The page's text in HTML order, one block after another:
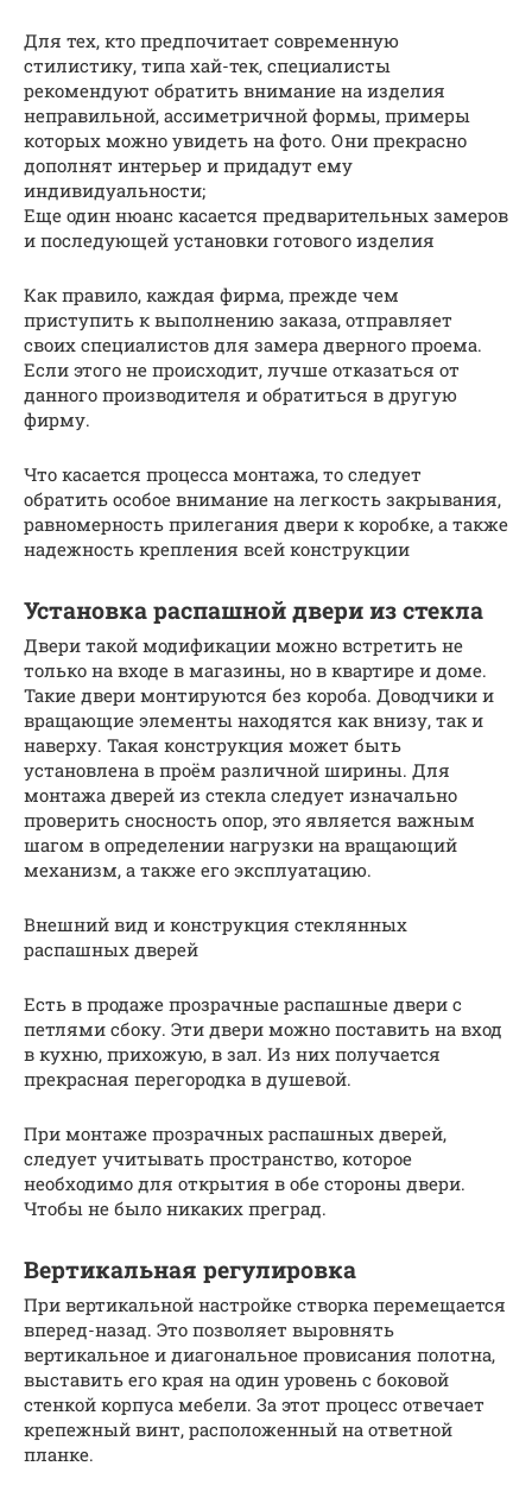
Для тех, кто предпочитает современную
стилистику, типа хай-тек, специалисты
рекомендуют обратить внимание на изделия
неправильной, ассиметричной формы, примеры
которых можно увидеть на фото. Они прекрасно
дополнят интерьер и придадут ему
индивидуальности;
Еще один нюанс касается предварительных замеров
и последующей установки готового изделия
Как правило, каждая фирма, прежде чем
приступить к выполнению заказа, отправляет
своих специалистов для замера дверного проема.
Если этого не происходит, лучше отказаться от
данного производителя и обратиться в другую
фирму.
Что касается процесса монтажа, то следует
обратить особое внимание на легкость закрывания,
равномерность прилегания двери к коробке, а также
надежность крепления всей конструкции
Установка распашной двери из стекла
Двери такой модификации можно встретить не
только на входе в магазины, но в квартире и доме.
Такие двери монтируются без короба. Доводчики и
вращающие элементы находятся как внизу, так и
наверху. Такая конструкция может быть
установлена в проём различной ширины. Для
монтажа дверей из стекла следует изначально
проверить сносность опор, это является важным
шагом в определении нагрузки на вращающий
механизм, а также его эксплуатацию.
Внешний вид и конструкция стеклянных
распашных дверей
Есть в продаже прозрачные распашные двери с
петлями сбоку. Эти двери можно поставить на вход
в кухню, прихожую, в зал. Из них получается
прекрасная перегородка в душевой.
При монтаже прозрачных распашных дверей,
следует учитывать пространство, которое
необходимо для открытия в обе стороны двери.
Чтобы не было никаких преград.
Вертикальная регулировка
При вертикальной настройке створка перемещается
вперед-назад. Это позволяет выровнять
вертикальное и диагональное провисания полотна,
выставить его края на один уровень с боковой
стенкой корпуса мебели. За этот процесс отвечает
крепежный винт, расположенный на ответной
планке.